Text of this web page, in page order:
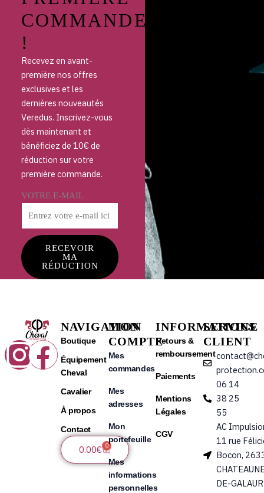
COMMANDE
!
Recevez en avant-
première nos offres
exclusives et les
dernières nouveautés
Veredus. Inscrivez-vous
dès maintenant et
bénéficiez de 10€ de
réduction sur votre
première commande.
VOTRE E-MAIL
RECEVOIR
MA
RÉDUCTION
Instagram
Facebook
NAVIGATION
Boutique
Équipement
Cheval
Cavalier
À propos
Contact
0.00€ 0
Panier
MON
COMPTE
Mes
commandes
Mes
adresses
Mon
portefeuille
Mes
informations
personnelles
INFORMATIONS
Retours &
remboursement
Paiements
Mentions
Légales
CGV
SERVICE
CLIENT
06 14
38 25
55
AC
11 rue
Bocon,
DE-